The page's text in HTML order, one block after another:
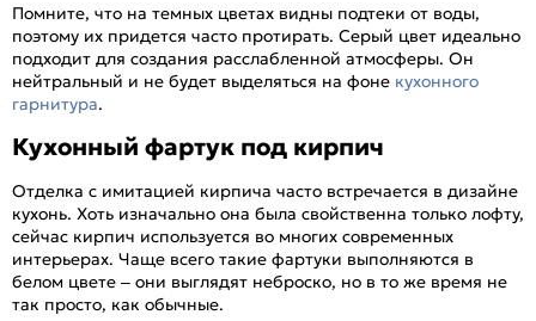
Помните, что на темных цветах видны подтеки от воды,
поэтому их придется часто протирать. Серый цвет идеально
подходит для создания расслабленной атмосферы. Он
нейтральный и не будет выделяться на фоне кухонного
гарнитура.
Кухонный фартук под кирпич
Отделка с имитацией кирпича часто встречается в дизайне
кухонь. Хоть изначально она была свойственна только лофту,
сейчас кирпич используется во многих современных
интерьерах. Чаще всего такие фартуки выполняются в
белом цвете – они выглядят неброско, но в то же время не
так просто, как обычные.